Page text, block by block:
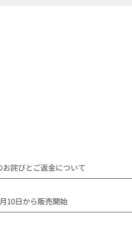
詫びとご返金について
10日から販売開始